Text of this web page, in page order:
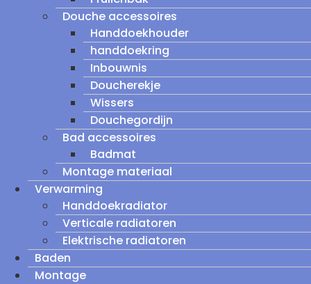
Douche accessoires
Handdoekhouder
handdoekring
Inbouwnis
Doucherekje
Wissers
Douchegordijn
Bad accessoires
Badmat
Montage materiaal
Verwarming
Handdoekradiator
Verticale radiatoren
Elektrische radiatoren
Baden
Montage